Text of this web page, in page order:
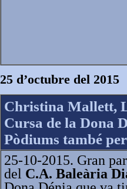
25 d’octubre del 2015
Christina Mallett,
Cursa de la Dona
Pòdiums també
25-10-2015. Gran
del C.A. Baleària